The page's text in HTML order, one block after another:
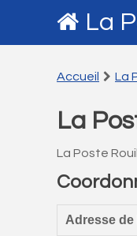
La
Accueil La
La
La Poste
Adresse de